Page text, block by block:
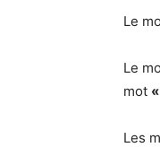
Le
Le
mot
Les